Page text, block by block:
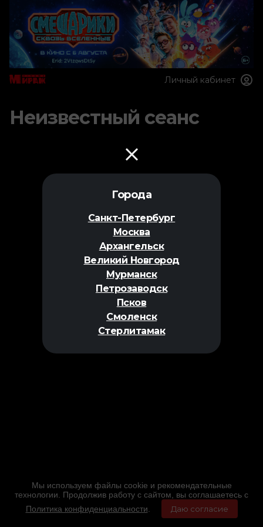
Города
Санкт-Петербург
Москва
Архангельск
Великий Новгород
Мурманск
Петрозаводск
Псков
Смоленск
Стерлитамак
Личный кабинет
Неизвестный сеанс
Мы используем файлы cookie и рекомендательные
технологии. Продолжив работу с сайтом, вы соглашаетесь с
Политика конфиденциальности
Даю согласие